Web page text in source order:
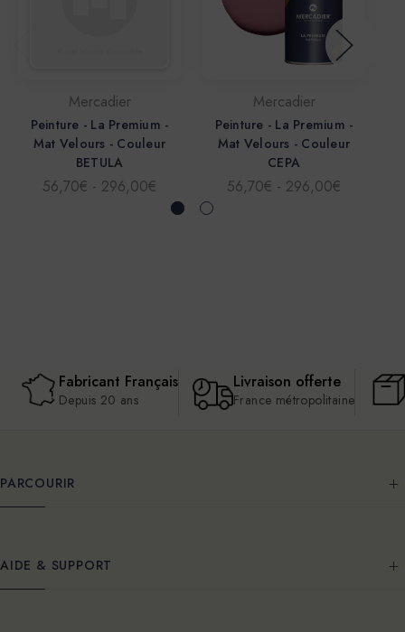
Mercadier
Peinture - La Premium -
Mat Velours - Couleur
BETULA
56,70€ - 296,00€
Mercadier
Peinture - La Premium -
Mat Velours - Couleur
CEPA
56,70€ - 296,00€
Fabricant Français
Depuis 20 ans
Livraison offerte
France métropolitaine
PARCOURIR
AIDE & SUPPORT